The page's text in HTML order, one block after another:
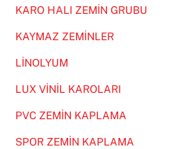
KARO HALI ZEMİN GRUBU
KAYMAZ ZEMİNLER
LİNOLYUM
LUX VİNİL KAROLARI
PVC ZEMİN KAPLAMA
SPOR ZEMİN KAPLAMA